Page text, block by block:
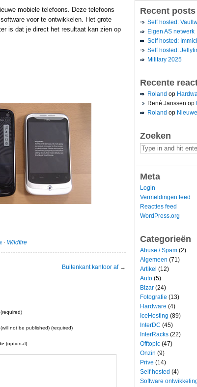
mobiele telefoons. Deze telefoons
voor te ontwikkelen. Het grote
is dat je direct het resultaat kan zien op
· Wildfire
Buitenkant kantoor af→
(required)
(will not be published) (required)
(optional)
Recent posts
Self hosted:
Eigen AS netwerk
Self hosted:
Self hosted:
Military 2025
Recente
Roland op
René Janssen op
Roland op
Zoeken
Meta
Login
Vermeldingen feed
Reacties feed
WordPress.org
Categorieën
Abuse / Spam (2)
Algemeen (71)
Artikel (12)
Auto (5)
Bizar (24)
Fotografie (13)
Hardware (4)
IceHosting (89)
InterDC (45)
InterRacks (22)
Offtopic (47)
Onzin (9)
Prive (14)
Self hosted (4)
Software